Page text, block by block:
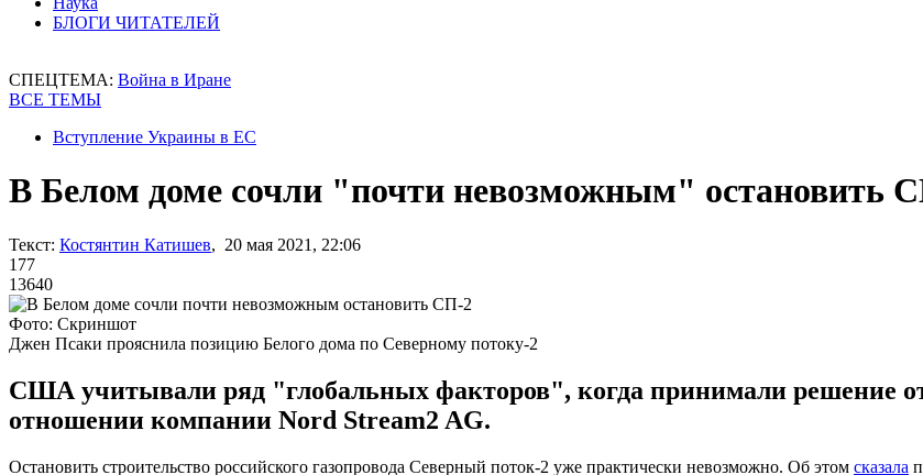
БЛОГИ ЧИТАТЕЛЕЙ
СПЕЦТЕМА: Война в Иране
ВСЕ ТЕМЫ
Вступление Украины в ЕС
В Белом доме сочли "почти невозможным" остановить
Текст: Костянтин Катишев, 20 мая 2021, 22:06
177
13640
Фото: Скриншот
Джен Псаки прояснила позицию Белого дома по Северному потоку-2
США учитывали ряд "глобальных факторов", когда принимали решение
отношении компании Nord Stream2 AG.
Остановить строительство российского газопровода Северный поток-2 уже практически невозможно. Об этом сказала